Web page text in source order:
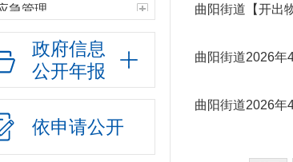
急管理
责清单
共服务清单和办
口与计生
上政务服务
政府信息
公开年报
依申请公开
曲阳街道【开出
曲阳街道2026年
曲阳街道2026年